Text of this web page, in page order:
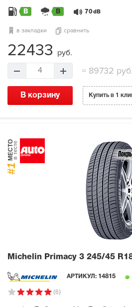
B B 70 dB
в закладки сравнить
22433 руб.
4 = 89732 руб.
В корзину Купить в 1
#1
МЕСТОв тесте
Michelin Primacy 3 245/45
АРТИКУЛ: 14815
(6)